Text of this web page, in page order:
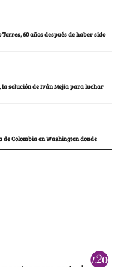
60 años después de haber sido
solución de Iván Mejía para luchar
de Colombia en Washington donde